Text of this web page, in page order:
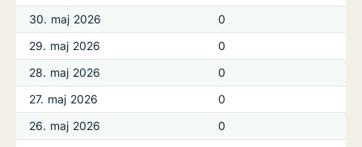
30. maj 2026
0
29. maj 2026
0
28. maj 2026
0
27. maj 2026
0
26. maj 2026
0